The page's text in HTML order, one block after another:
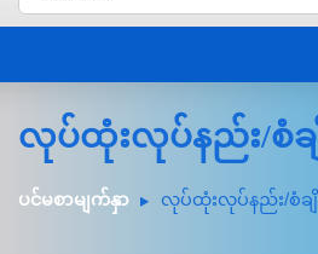
လုပ်ထုံးလုပ်နည်း/စံချိ
ပင်မစာမျက်နှာ လုပ်ထုံးလုပ်နည်း/စံချိ